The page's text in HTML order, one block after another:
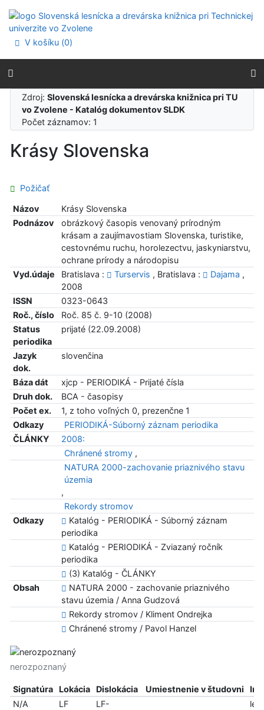
Prejsť na menu
Prehlásenie o webovej prístupnosti
V košíku (0)
Zdroj:Slovenská lesnícka a drevárska knižnica pri TU
vo Zvolene - Katalóg dokumentov SLDK
Počet záznamov: 1
Krásy Slovenska
Požičať
Názov
Krásy Slovenska
Podnázov
obrázkový časopis venovaný prírodným
krásam a zaujímavostiam Slovenska, turistike,
cestovnému ruchu, horolezectvu, jaskyniarstvu,
ochrane prírody a národopisu
Vyd.údaje
Bratislava : Turservis , Bratislava : Dajama ,
2008
ISSN
0323-0643
Roč., číslo
Roč. 85 č. 9-10 (2008)
Status
periodika
prijaté (22.09.2008)
Jazyk
dok.
slovenčina
Báza dát
xjcp - PERIODIKÁ - Prijaté čísla
Druh dok.
BCA - časopisy
Počet ex.
1, z toho voľných 0, prezenčne 1
Odkazy
PERIODIKÁ-Súborný záznam periodika
ČLÁNKY
2008:
Chránené stromy ,
NATURA 2000-zachovanie priaznivého stavu
územia
,
Rekordy stromov
Odkazy
Katalóg - PERIODIKÁ - Súborný záznam
periodika
Katalóg - PERIODIKÁ - Zviazaný ročník
periodika
(3) Katalóg - ČLÁNKY
Obsah
NATURA 2000 - zachovanie priaznivého
stavu územia / Anna Gudzová
Rekordy stromov / Kliment Ondrejka
Chránené stromy / Pavol Hanzel
nerozpoznaný
Signatúra Lokácia Dislokácia Umiestnenie v študovni
N/A
LF
LF-
len